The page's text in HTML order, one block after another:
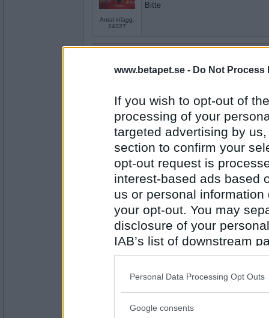
www.betapet.se - Do Not Process
If you wish to opt-out of
processing of your
targeted advertising by
section to confirm your
opt-out request is
interest-based ads based
us or personal
your opt-out. You may
disclosure of your
IAB’s list of downstream
also be disclosed by us
Downstream Participants
Please note that this
Personal Data Processing Opt Outs
Google consents
Antal inlägg:
24327
Bitte
shoutt
Antal inlägg: 33
haha, hur het är jag-tråden?
ewokerna74- Ej medlem längre
Antal inlägg: 323
ofta och mycket de sista veckorna.
cat-woman - Ej medlem längre
För att min betavän inte vill bli